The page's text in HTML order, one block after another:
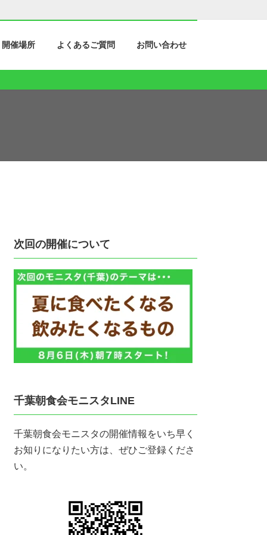
開催場所 よくあるご質問 お問い合わせ
次回の開催について
千葉朝食会モニスタLINE
千葉朝食会モニスタの開催情報をいち早く
お知りになりたい方は、ぜひご登録くださ
い。